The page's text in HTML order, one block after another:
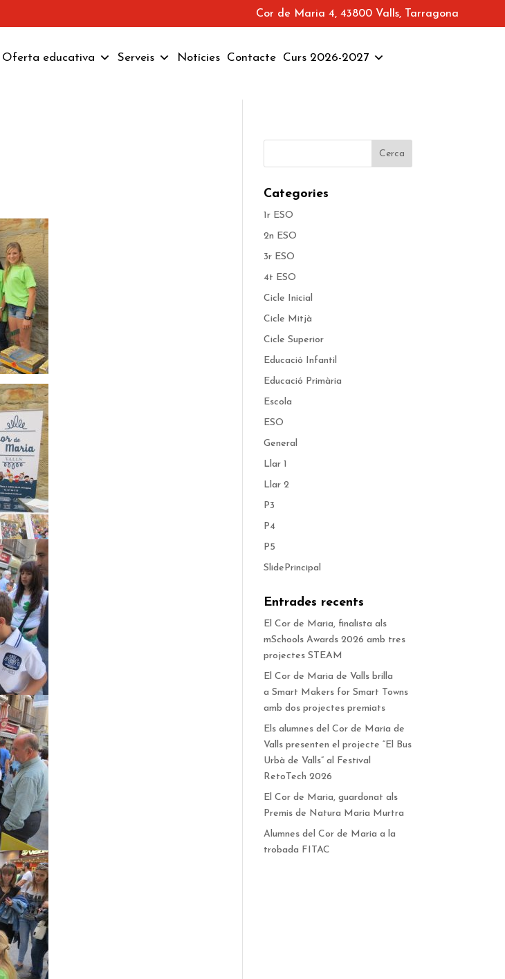
Cor de Maria 4, 43800 Valls, Tarragona
Oferta educativa Serveis Notícies Contacte Curs 2026-2027
Categories
1r ESO
2n ESO
3r ESO
4t ESO
Cicle Inicial
Cicle Mitjà
Cicle Superior
Educació Infantil
Educació Primària
Escola
ESO
General
Llar 1
Llar 2
P3
P4
P5
SlidePrincipal
Entrades recents
El Cor de Maria, finalista als
mSchools Awards 2026 amb tres
projectes STEAM
El Cor de Maria de Valls brilla
a Smart Makers for Smart Towns
amb dos projectes premiats
Els alumnes del Cor de Maria de
Valls presenten el projecte “El Bus
Urbà de Valls” al Festival
RetoTech 2026
El Cor de Maria, guardonat als
Premis de Natura Maria Murtra
Alumnes del Cor de Maria a la
trobada FITAC